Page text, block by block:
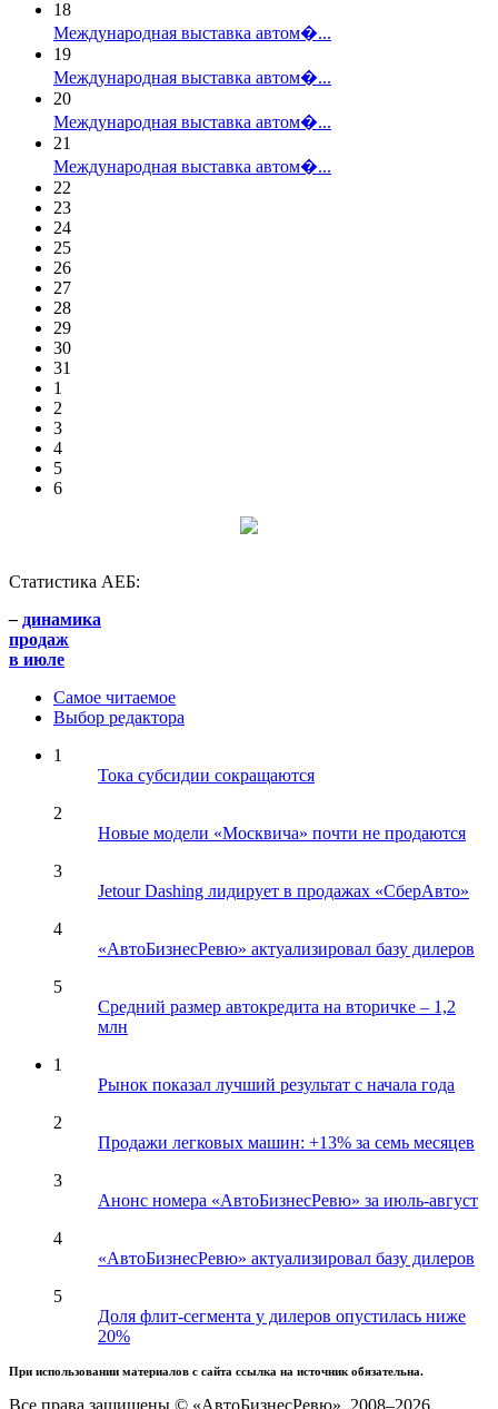
18
Международная выставка автом�...
19
Международная выставка автом�...
20
Международная выставка автом�...
21
Международная выставка автом�...
22
23
24
25
26
27
28
29
30
31
1
2
3
4
5
6
Статистика АЕБ:
– динамика
продаж
в июле
Самое читаемое
Выбор редактора
1
Тока субсидии сокращаются
2
Новые модели «Москвича» почти не продаются
3
Jetour Dashing лидирует в продажах «СберАвто»
4
«АвтоБизнесРевю» актуализировал базу дилеров
5
Средний размер автокредита на вторичке – 1,2
млн
1
Рынок показал лучший результат с начала года
2
Продажи легковых машин: +13% за семь месяцев
3
Анонс номера «АвтоБизнесРевю» за июль-август
4
«АвтоБизнесРевю» актуализировал базу дилеров
5
Доля флит-сегмента у дилеров опустилась ниже
20%
При использовании материалов с сайта ссылка на источник обязательна.
Все права защищены © «АвтоБизнесРевю», 2008–2026.